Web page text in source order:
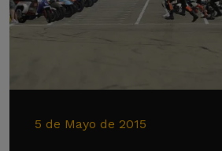
5 de Mayo de 2015